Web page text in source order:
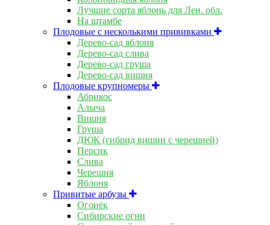
Лучшие сорта яблонь для Лен. обл.
На штамбе
Плодовые с несколькими прививками
Дерево-сад яблоня
Дерево-сад слива
Дерево-сад груша
Дерево-сад вишня
Плодовые крупномеры
Абрикос
Алыча
Вишня
Груша
ДЮК (гибрид вишни с черешней)
Персик
Слива
Черешня
Яблоня
Привитые арбузы
Огонёк
Сибирские огни